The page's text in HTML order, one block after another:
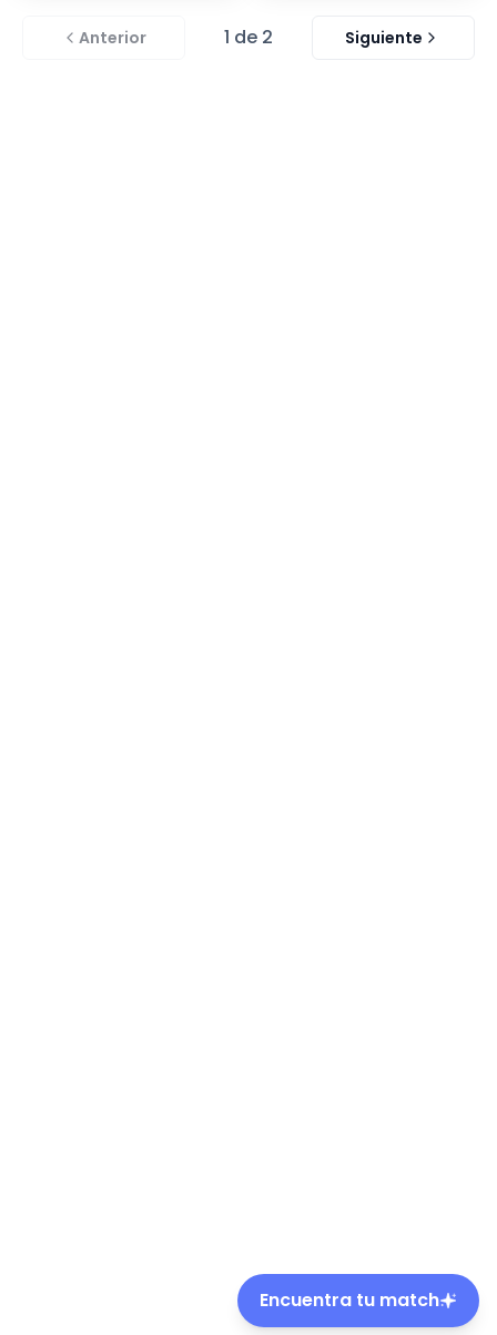
Anterior 1 de 2 Siguiente
Encuentra tu match